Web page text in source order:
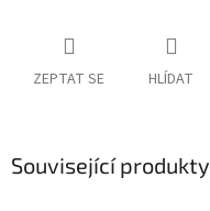
ZEPTAT SE HLÍDAT
Související produkty